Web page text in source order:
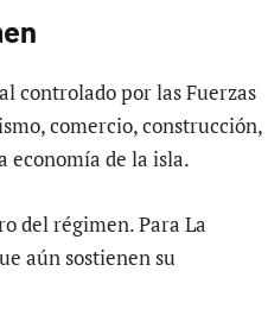
controlado por las Fuerzas
comercio, construcción,
economía de la isla.
del régimen. Para La
aún sostienen su